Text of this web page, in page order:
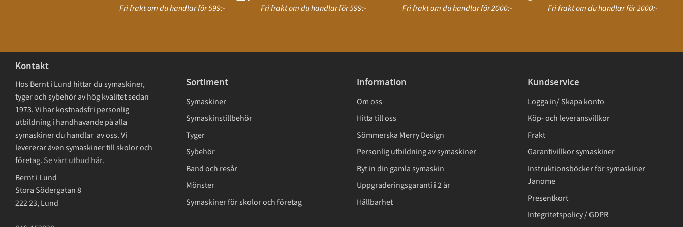
Fri frakt om du handlar för 599:-
Fri frakt om du handlar för 599:-
Fri frakt om du handlar för 2000:-
Fri frakt om du handlar för 2000:-
Kontakt
Hos Bernt i Lund hittar du symaskiner,
tyger och sybehör av hög kvalitet sedan
1973. Vi har kostnadsfri personlig
utbildning i handhavande på alla
symaskiner du handlar av oss. Vi
levererar även symaskiner till skolor och
företag. Se vårt utbud här.
Bernt i Lund
Stora Södergatan 8
222 23, Lund
Sortiment
Symaskiner
Symaskinstillbehör
Tyger
Sybehör
Band och resår
Mönster
Symaskiner för skolor och företag
Information
Om oss
Hitta till oss
Sömmerska Merry Design
Personlig utbildning av symaskiner
Byt in din gamla symaskin
Uppgraderingsgaranti i 2 år
Hållbarhet
Kundservice
Logga in/ Skapa konto
Köp- och leveransvillkor
Frakt
Garantivillkor symaskiner
Instruktionsböcker för symaskiner
Janome
Presentkort
Integritetspolicy / GDPR